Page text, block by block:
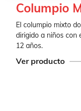
Columpio
El columpio mixto
dirigido a niños con
12 años.
Ver producto